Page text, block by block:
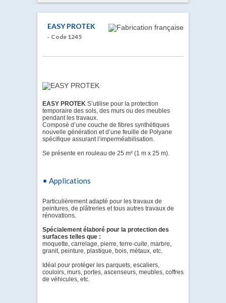
EASY PROTEK
· Code 1245
EASY PROTEK S’utilise pour la protection
temporaire des sols, des murs ou des meubles
pendant les travaux.
Composé d’une couche de fibres synthétiques
nouvelle génération et d’une feuille de Polyane
spécifique assurant l’imperméabilisation.
Se présente en rouleau de 25 m² (1 m x 25 m).
• Applications
Particulièrement adapté pour les travaux de
peintures, de plâtreries et tous autres travaux de
rénovations.
Spécialement élaboré pour la protection des
surfaces telles que :
moquette, carrelage, pierre, terre-cuite, marbre,
granit, peinture, plastique, bois, métaux, etc.
Idéal pour protéger les parquets, escaliers,
couloirs, murs, portes, ascenseurs, meubles, coffres
de véhicules, etc.